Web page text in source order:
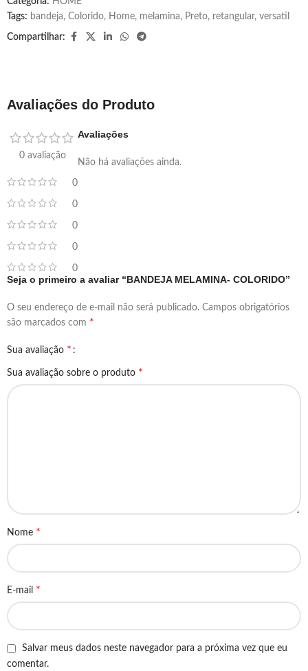
Tags: bandeja, Colorido, Home, melamina, Preto, retangular, versatil
Compartilhar:
Avaliações do Produto
0 avaliação
0
0
0
0
0
Avaliações
Não há avaliações ainda.
Seja o primeiro a avaliar “BANDEJA MELAMINA- COLORIDO”
O seu endereço de e-mail não será publicado. Campos obrigatórios
são marcados com *
Sua avaliação *
Sua avaliação sobre o produto *
Nome *
E-mail *
Salvar meus dados neste navegador para a próxima vez que eu
comentar.